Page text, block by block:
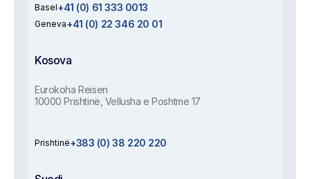
Basel+41 (0) 61 333 0013
Geneva+41 (0) 22 346 20 01
Kosova
Eurokoha Reisen
10000 Prishtinë, Vellusha e Poshtme 17
Prishtinë+383 (0) 38 220 220